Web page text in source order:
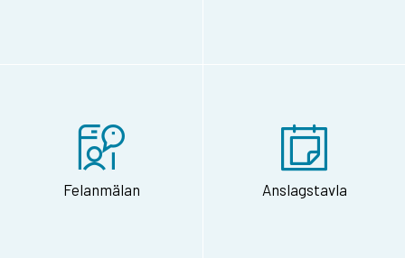
Felanmälan Anslagstavla